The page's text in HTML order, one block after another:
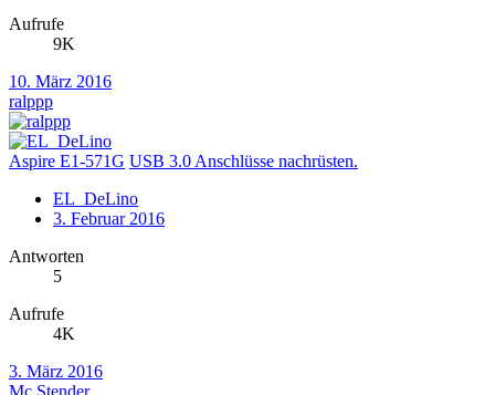
Aufrufe
9K
10. März 2016
ralppp
Aspire E1-571G USB 3.0 Anschlüsse nachrüsten.
EL_DeLino
3. Februar 2016
Antworten
5
Aufrufe
4K
3. März 2016
Mc Stender